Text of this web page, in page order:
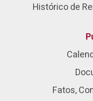
Histórico de
Fatos,